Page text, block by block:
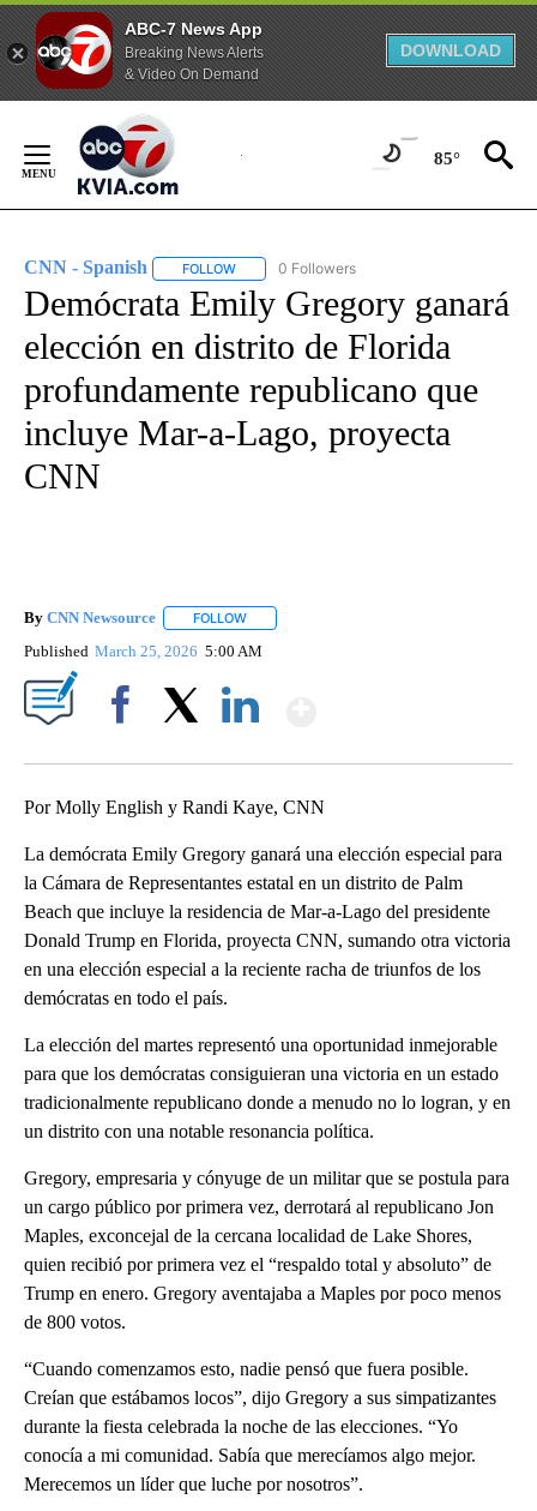
ABC-7 News App
Breaking News Alerts
& Video On Demand
DOWNLOAD
Content
85°
CNN - Spanish FOLLOW FOLLOW "CNN - SPANISH" TO RECEIVE
0 Followers
Demócrata Emily Gregory ganará
elección en distrito de Florida
profundamente republicano que
incluye Mar-a-Lago, proyecta
CNN
By CNN Newsource FOLLOW
Published March 25, 2026 5:00 AM
Por Molly English y Randi Kaye, CNN
La demócrata Emily Gregory ganará una elección especial para
la Cámara de Representantes estatal en un distrito de Palm
Beach que incluye la residencia de Mar-a-Lago del presidente
Donald Trump en Florida, proyecta CNN, sumando otra victoria
en una elección especial a la reciente racha de triunfos de los
demócratas en todo el país.
La elección del martes representó una oportunidad inmejorable
para que los demócratas consiguieran una victoria en un estado
tradicionalmente republicano donde a menudo no lo logran, y en
un distrito con una notable resonancia política.
Gregory, empresaria y cónyuge de un militar que se postula para
un cargo público por primera vez, derrotará al republicano Jon
Maples, exconcejal de la cercana localidad de Lake Shores,
quien recibió por primera vez el “respaldo total y absoluto” de
Trump en enero. Gregory aventajaba a Maples por poco menos
de 800 votos.
“Cuando comenzamos esto, nadie pensó que fuera posible.
Creían que estábamos locos”, dijo Gregory a sus simpatizantes
durante la fiesta celebrada la noche de las elecciones. “Yo
conocía a mi comunidad. Sabía que merecíamos algo mejor.
Merecemos un líder que luche por nosotros”.